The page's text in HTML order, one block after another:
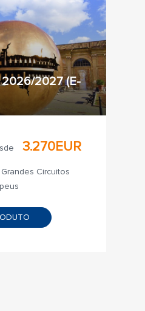
2026/2027 (E-
3.270EUR
Circuitos